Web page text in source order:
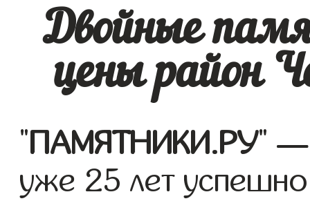
Двойные
цены район
"ПАМЯТНИКИ.РУ" —
уже 25 лет